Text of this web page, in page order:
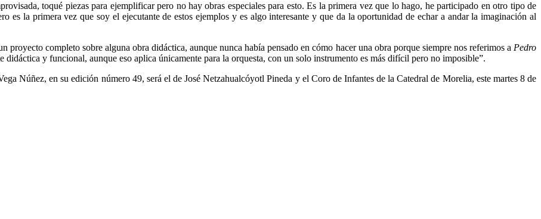
toqué piezas para ejemplificar pero no hay obras especiales para esto. Es la primera vez que lo hago, he participado en otro tipo de
es la primera vez que soy el ejecutante de estos ejemplos y es algo interesante y que da la oportunidad de echar a andar la imaginación al
proyecto completo sobre alguna obra didáctica, aunque nunca había pensado en cómo hacer una obra porque siempre nos referimos a Pedro
didáctica y funcional, aunque eso aplica únicamente para la orquesta, con un solo instrumento es más difícil pero no imposible”.
Núñez, en su edición número 49, será el de José Netzahualcóyotl Pineda y el Coro de Infantes de la Catedral de Morelia, este martes 8 de